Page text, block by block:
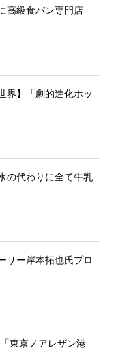
高級食パン専門店
界】「劇的進化ホッ
の代わりに全て牛乳
サー岸本拓也氏プロ
東京ノアレザン港